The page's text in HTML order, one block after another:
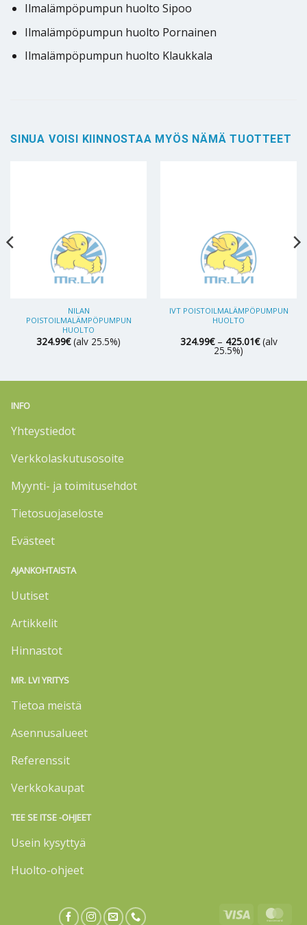
Ilmalämpöpumpun huolto Sipoo
Ilmalämpöpumpun huolto Pornainen
Ilmalämpöpumpun huolto Klaukkala
SINUA VOISI KIINNOSTAA MYÖS NÄMÄ TUOTTEET
NILAN
POISTOILMALÄMPÖPUMPUN
HUOLTO
324.99€ (alv 25.5%)
IVT POISTOILMALÄMPÖPUMPUN
HUOLTO
324.99€ – 425.01€
324.99€
(alv
25.5%)
INFO
Yhteystiedot
Verkkolaskutusosoite
Myynti- ja toimitusehdot
Tietosuojaseloste
Evästeet
AJANKOHTAISTA
Uutiset
Artikkelit
Hinnastot
MR. LVI YRITYS
Tietoa meistä
Asennusalueet
Referenssit
Verkkokaupat
TEE SE ITSE -OHJEET
Usein kysyttyä
Huolto-ohjeet
Visa